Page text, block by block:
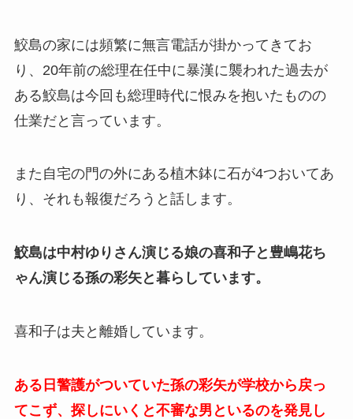
鮫島の家には頻繁に無言電話が掛かってきてお
り、20年前の総理在任中に暴漢に襲われた過去が
ある鮫島は今回も総理時代に恨みを抱いたものの
仕業だと言っています。
また自宅の門の外にある植木鉢に石が4つおいてあ
り、それも報復だろうと話します。
鮫島は中村ゆりさん演じる娘の喜和子と豊嶋花ち
ゃん演じる孫の彩矢と暮らしています。
喜和子は夫と離婚しています。
ある日警護がついていた孫の彩矢が学校から戻っ
てこず、探しにいくと不審な男といるのを発見し